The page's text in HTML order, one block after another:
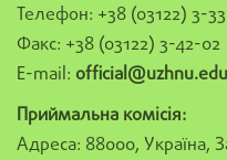
Телефон: +38 (03122) 3-
Факс: +38 (03122) 3-42-02
E-mail:
Приймальна комісія:
Адреса: 88000, Україна,